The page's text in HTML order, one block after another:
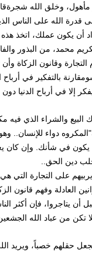
وخلق الله
قدرة الله على الناس
أن يكون عملك، اتخذ هذه
محمد، من البذور
وقانون الزكاة
بالتفكير في
إلا في أرباح الدنيا
البيع والشراء الذي فيه
دواء للإنسان..
يكون في شأنك. وإن كان
دين الحق..
يربيهم على التجارة
العادلة وفهم
قبل أن يتاجروا، فإن أكثر
تكن من عباد الله
يجعل حقلهم خصباً، ويريد